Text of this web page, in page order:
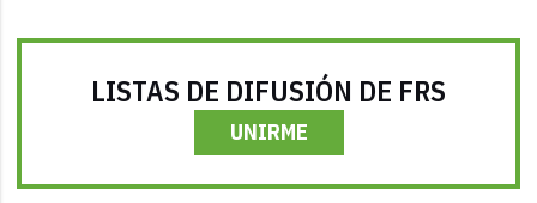
LISTAS DE DIFUSIÓN DE FRS
UNIRME